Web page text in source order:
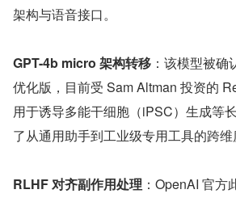
架构与语音接口。
GPT-4b micro 架构转移 ：该模型被确
优化版，目前受 Sam Altman 投资的
用于诱导多能干细胞（iPSC）生成等
了从通用助手到工业级专用工具的跨维
RLHF 对齐副作用处理 ：OpenAI 官方